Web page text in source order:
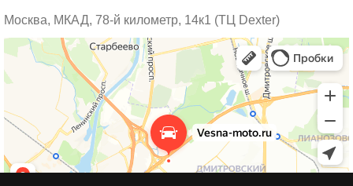
Москва, МКАД, 78-й километр, 14к1 (ТЦ Dexter)